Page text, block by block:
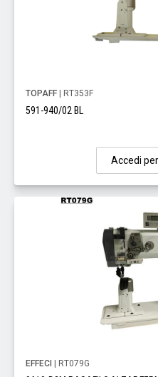
TOPAFF | RT353F
591-940/02 BL
Accedi
EFFECI | RT079G